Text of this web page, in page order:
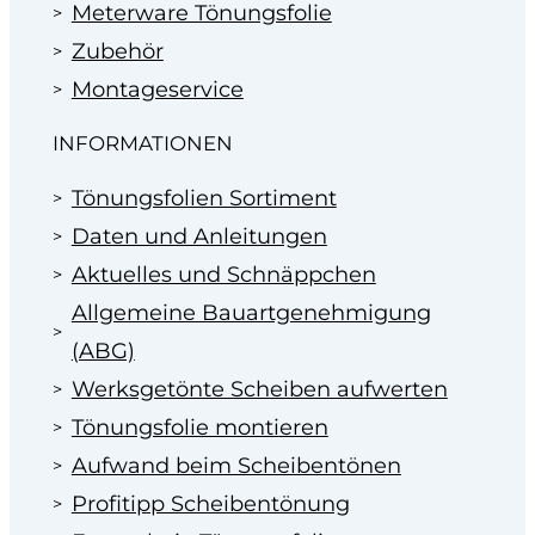
Meterware Tönungsfolie
Zubehör
Montageservice
INFORMATIONEN
Tönungsfolien Sortiment
Daten und Anleitungen
Aktuelles und Schnäppchen
Allgemeine Bauartgenehmigung
(ABG)
Werksgetönte Scheiben aufwerten
Tönungsfolie montieren
Aufwand beim Scheibentönen
Profitipp Scheibentönung